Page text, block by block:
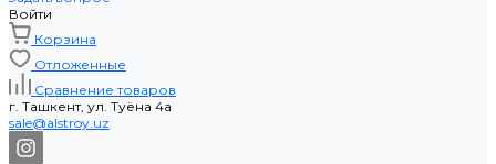
Войти
Корзина
Отложенные
Сравнение товаров
г. Ташкент, ул. Туёна 4а
sale@alstroy.uz